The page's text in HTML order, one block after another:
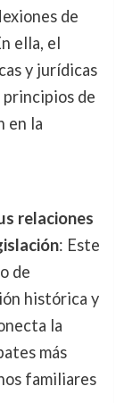
de
ella, el
y jurídicas
principios de
en la
relaciones
: Este
de
histórica y
la
más
familiares